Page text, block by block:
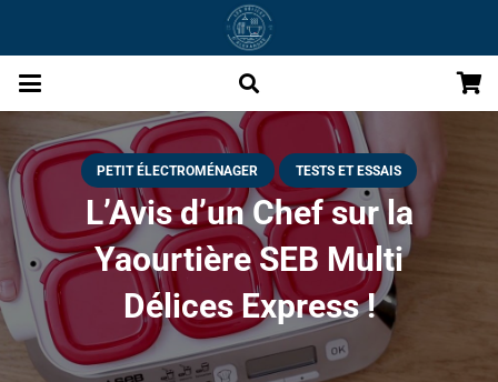
PETIT ÉLECTROMÉNAGER TESTS ET ESSAIS
L’Avis d’un Chef sur la
Yaourtière SEB Multi
Délices Express !